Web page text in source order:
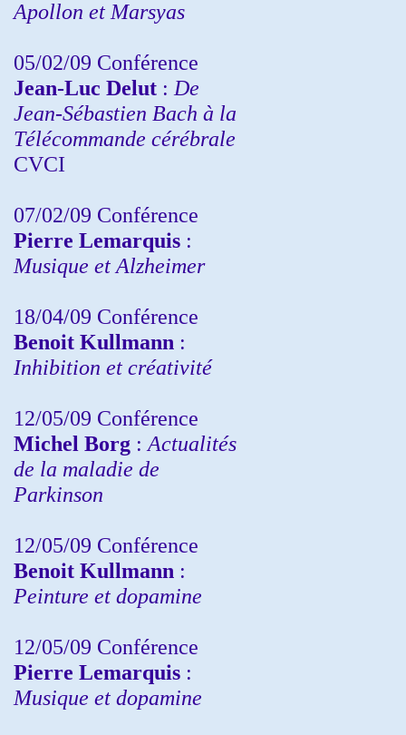
Apollon et Marsyas
05/02/09 Conférence
Jean-Luc Delut : De
Jean-Sébastien Bach à la
Télécommande cérébrale
CVCI
07/02/09 Conférence
Pierre Lemarquis :
Musique et Alzheimer
18/04/09 Conférence
Benoit Kullmann :
Inhibition et créativité
12/05/09 Conférence
Michel Borg : Actualités
de la maladie de
Parkinson
12/05/09 Conférence
Benoit Kullmann :
Peinture et dopamine
12/05/09 Conférence
Pierre Lemarquis :
Musique et dopamine